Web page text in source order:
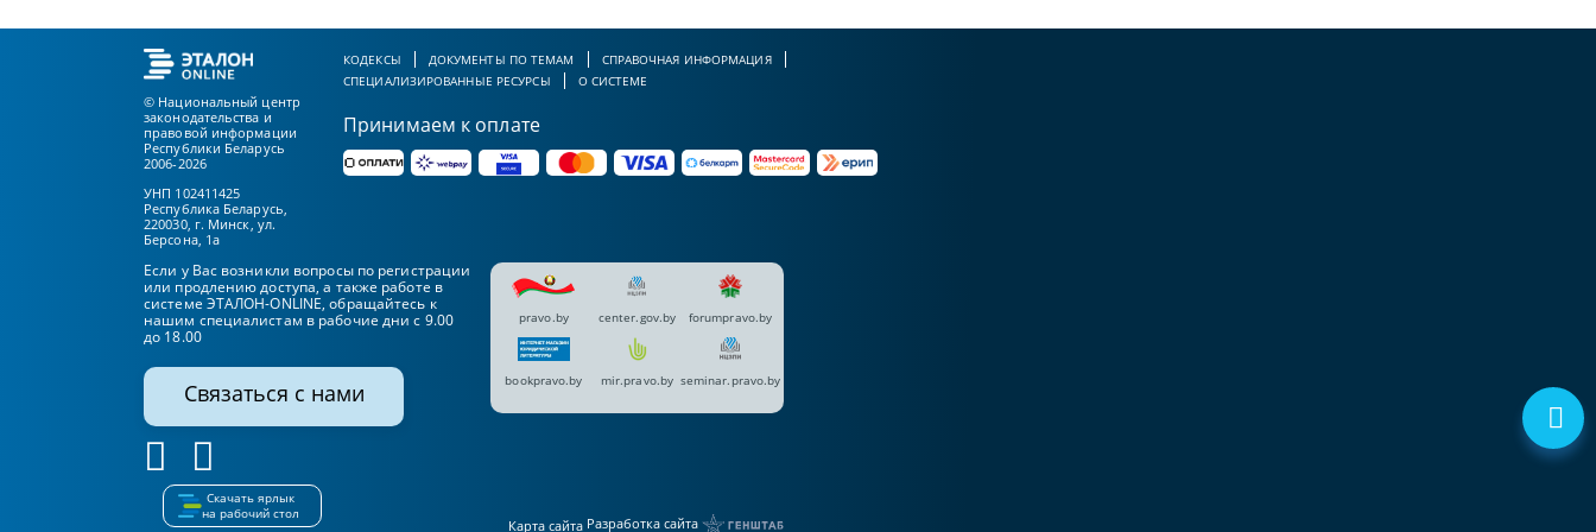
© Национальный центр
законодательства и
правовой информации
Республики Беларусь
2006-2026
УНП 102411425
Республика Беларусь,
220030, г. Минск, ул.
Берсона, 1а
КОДЕКСЫ ДОКУМЕНТЫ ПО ТЕМАМ
СПРАВОЧНАЯ ИНФОРМАЦИЯ
СПЕЦИАЛИЗИРОВАННЫЕ РЕСУРСЫ
О СИСТЕМЕ
Принимаем к оплате
Если у Вас возникли вопросы по регистрации
или продлению доступа, а также работе в
системе ЭТАЛОН-ONLINE, обращайтесь к
нашим специалистам в рабочие дни с 9.00
до 18.00
Связаться с нами
Скачать ярлык
на рабочий стол
pravo.by center.gov.by forumpravo.by
bookpravo.by mir.pravo.by seminar.pravo.by
Карта сайта Разработка сайта